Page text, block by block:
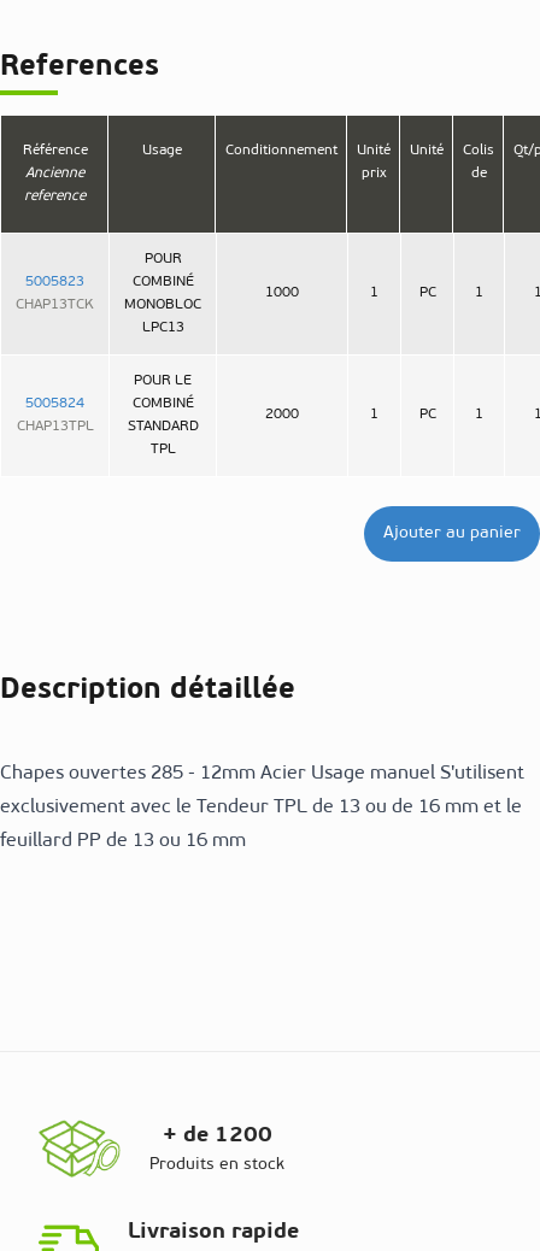
References
Référence
Ancienne
reference
Usage Conditionnement
Unité
prix
Unité
Colis
de
Qt/
5005823
CHAP13TCK
POUR
COMBINÉ
MONOBLOC
LPC13
1000 1 PC 1
5005824
CHAP13TPL
POUR LE
COMBINÉ
STANDARD
TPL
2000 1 PC 1
Ajouter au panier
Description détaillée
Chapes ouvertes 285 - 12mm Acier Usage manuel S'utilisent
exclusivement avec le Tendeur TPL de 13 ou de 16 mm et le
feuillard PP de 13 ou 16 mm
+ de 1200
Produits en stock
Livraison rapide